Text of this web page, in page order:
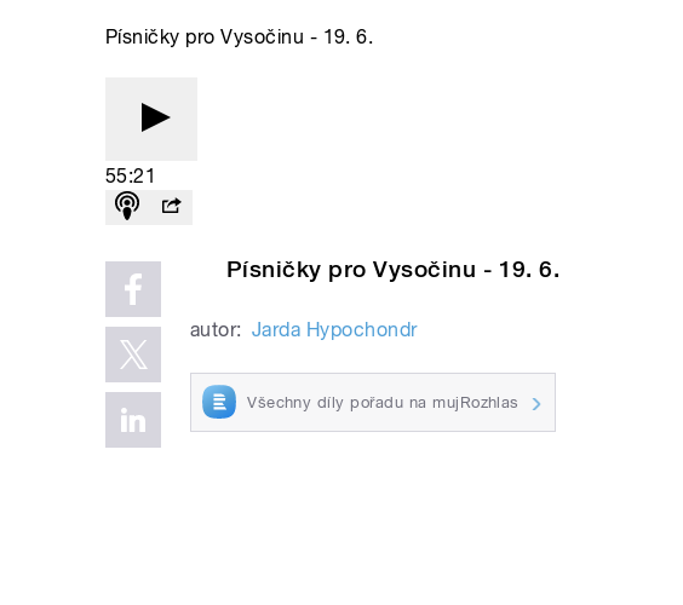
Písničky pro Vysočinu - 19. 6.
55:21
Písničky pro Vysočinu - 19. 6.
autor: Jarda Hypochondr
Všechny díly pořadu na mujRozhlas